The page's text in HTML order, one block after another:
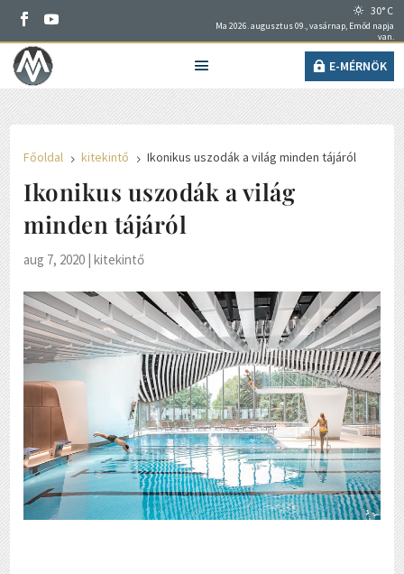
30° C
Ma 2026. augusztus 09., vasárnap, Emőd napja
van.
E-MÉRNÖK
Főoldal 5 kitekintő 5 Ikonikus uszodák a világ minden tájáról
Ikonikus uszodák a világ
minden tájáról
aug 7, 2020 |kitekintő